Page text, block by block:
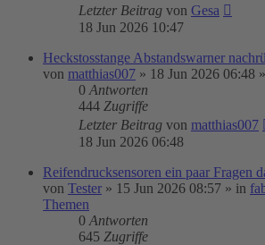
Letzter Beitrag von Gesa
18 Jun 2026 10:47
Heckstosstange Abstandswarner
von matthias007 » 18 Jun 2026 06:48
0 Antworten
444 Zugriffe
Letzter Beitrag von matthias007
18 Jun 2026 06:48
Reifendrucksensoren ein paar Fragen
von Tester » 15 Jun 2026 08:57 » in
Themen
0 Antworten
645 Zugriffe